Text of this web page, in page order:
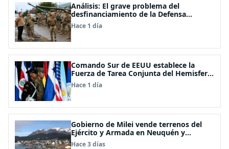
Análisis: El grave problema del
desfinanciamiento de la Defensa
Nacional
Hace 1 día
Comando Sur de EEUU establece la
Fuerza de Tarea Conjunta del Hemisferio
Occidental: Incluye a Chile
Hace 1 día
Gobierno de Milei vende terrenos del
Ejército y Armada en Neuquén y
Ushuaia
Hace 3 días